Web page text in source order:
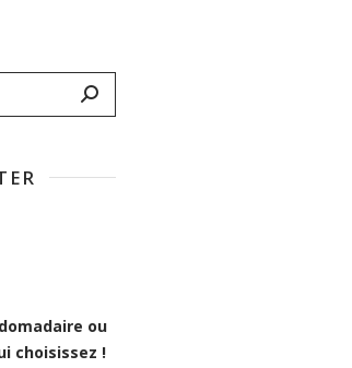
ou
choisissez !